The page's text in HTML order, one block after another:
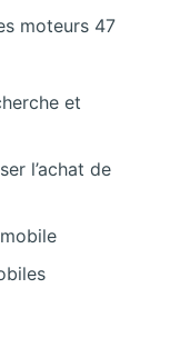
moteurs 47
et
l’achat de